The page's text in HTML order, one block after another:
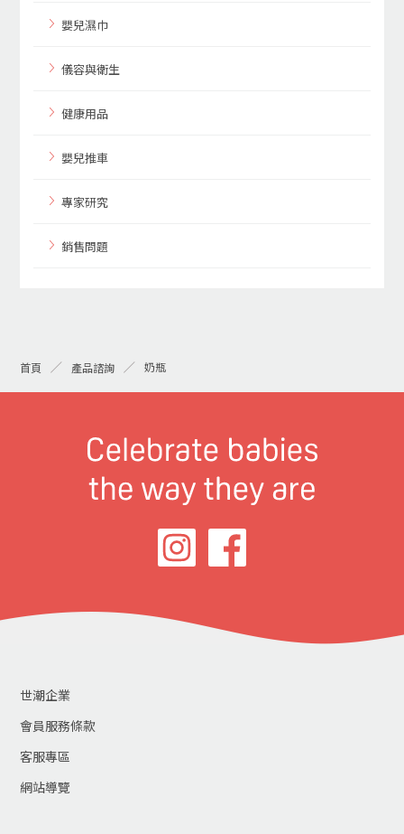
嬰兒濕巾
儀容與衛生
健康用品
嬰兒推車
專家研究
銷售問題
首頁 產品諮詢 奶瓶
世潮企業
會員服務條款
客服專區
網站導覽